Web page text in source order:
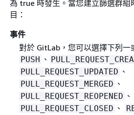
為 true 時發生。當您建立篩選群組
目：
事件
對於 GitLab，您可以選擇下列一
PUSH 、
PULL_REQUEST_UPDATED 、
PULL_REQUEST_MERGED 、
PULL_REQUEST_REOPENED 、
PULL_REQUEST_CLOSED 、